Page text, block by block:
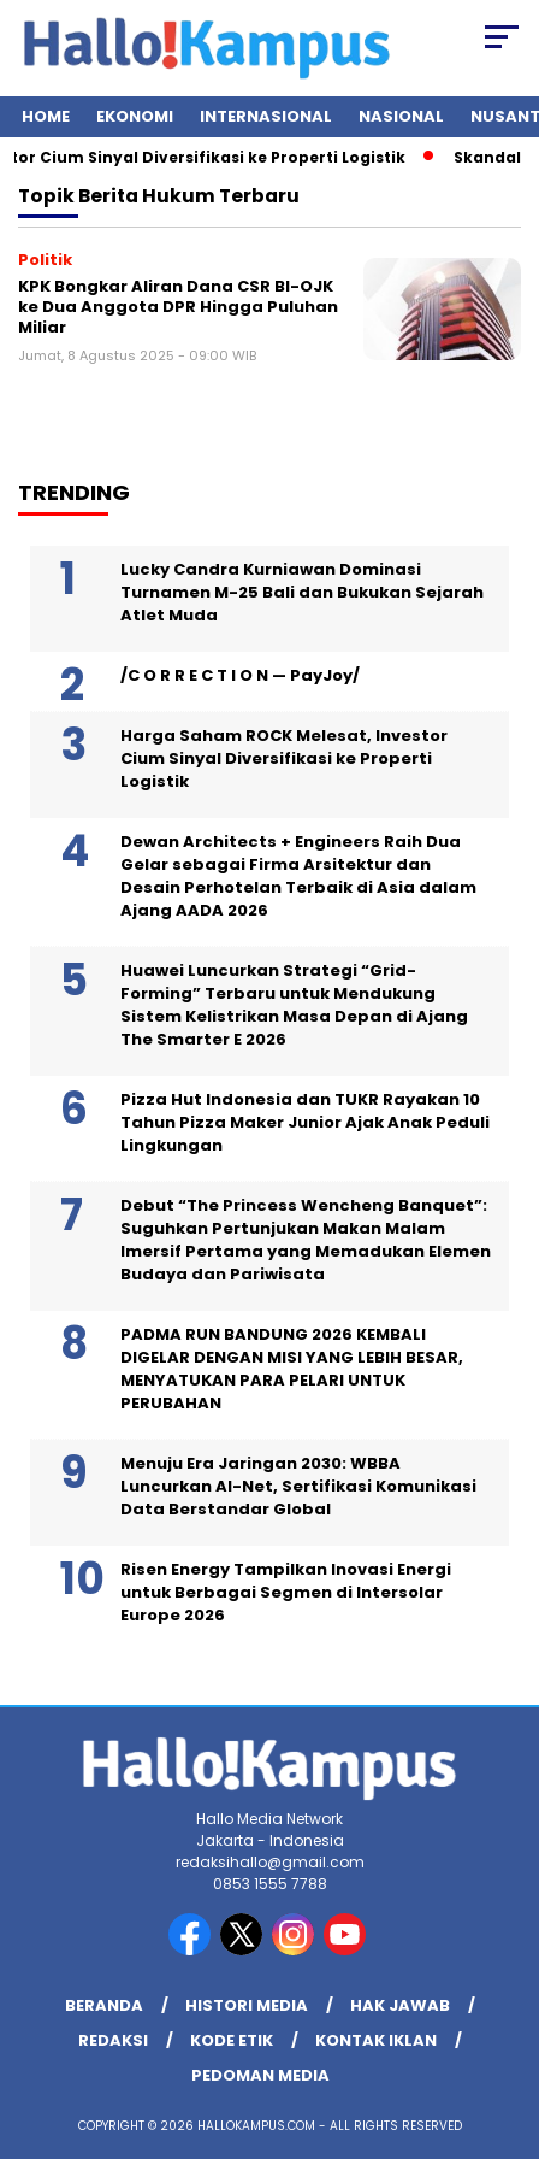
HOME EKONOMI INTERNASIONAL NASIONAL
Cium Sinyal Diversifikasi ke Properti Logistik Skandal
TopikBerita Hukum Terbaru
Politik
KPK Bongkar Aliran Dana CSR BI-OJK
ke Dua Anggota DPR Hingga Puluhan
Miliar
Jumat, 8 Agustus 2025 - 09:00 WIB
TRENDING
Lucky Candra Kurniawan Dominasi
Turnamen M-25 Bali dan Bukukan Sejarah
Atlet Muda
/C O R R E C T I O N — PayJoy/
Harga Saham ROCK Melesat, Investor
Cium Sinyal Diversifikasi ke Properti
Logistik
Dewan Architects + Engineers Raih Dua
Gelar sebagai Firma Arsitektur dan
Desain Perhotelan Terbaik di Asia dalam
Ajang AADA 2026
Huawei Luncurkan Strategi “Grid-
Forming” Terbaru untuk Mendukung
Sistem Kelistrikan Masa Depan di Ajang
The Smarter E 2026
Pizza Hut Indonesia dan TUKR Rayakan 10
Tahun Pizza Maker Junior Ajak Anak Peduli
Lingkungan
Debut “The Princess Wencheng Banquet”:
Suguhkan Pertunjukan Makan Malam
Imersif Pertama yang Memadukan Elemen
Budaya dan Pariwisata
PADMA RUN BANDUNG 2026 KEMBALI
DIGELAR DENGAN MISI YANG LEBIH BESAR,
MENYATUKAN PARA PELARI UNTUK
PERUBAHAN
Menuju Era Jaringan 2030: WBBA
Luncurkan AI-Net, Sertifikasi Komunikasi
Data Berstandar Global
Risen Energy Tampilkan Inovasi Energi
untuk Berbagai Segmen di Intersolar
Europe 2026
Hallo Media Network
Jakarta - Indonesia
redaksihallo@gmail.com
0853 1555 7788
BERANDA HISTORI MEDIA
HAK JAWAB
REDAKSI
KODE ETIK
KONTAK IKLAN
PEDOMAN MEDIA
COPYRIGHT © 2026 HALLOKAMPUS.COM - ALL RIGHTS RESERVED